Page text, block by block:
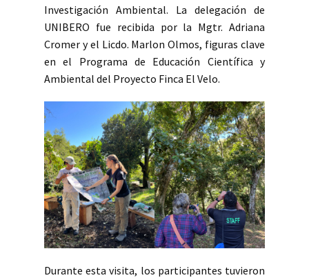
Investigación Ambiental. La delegación de
UNIBERO fue recibida por la Mgtr. Adriana
Cromer y el Licdo. Marlon Olmos, figuras clave
en el Programa de Educación Científica y
Ambiental del Proyecto Finca El Velo.
Durante esta visita, los participantes tuvieron